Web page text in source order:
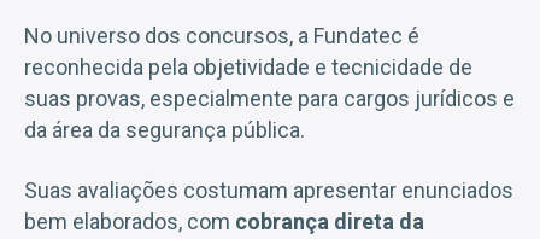
No universo dos concursos, a Fundatec é
reconhecida pela objetividade e tecnicidade de
suas provas, especialmente para cargos jurídicos e
da área da segurança pública.
Suas avaliações costumam apresentar enunciados
bem elaborados, com cobrança direta da